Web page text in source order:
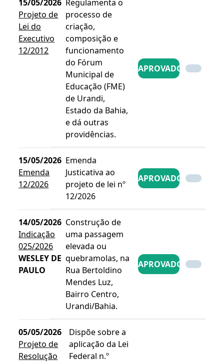
15/05/2026
Projeto de
Lei do
Executivo
12/2012
Regulamenta o
processo de
criação,
composição e
funcionamento
do Fórum
Municipal de
Educação (FME)
de Urandi,
Estado da Bahia,
e dá outras
providências.
APROVADO
15/05/2026
Emenda
12/2026
Emenda
Justicativa ao
projeto de lei nº
12/2026
APROVADO
14/05/2026
Indicação
025/2026
WESLEY DE
PAULO
Construção de
uma passagem
elevada ou
quebramolas, na
Rua Bertoldino
Mendes Luz,
Bairro Centro,
Urandi/Bahia.
APROVADO
05/05/2026
Projeto de
Resolução
Dispõe sobre a
aplicação da Lei
Federal n.º